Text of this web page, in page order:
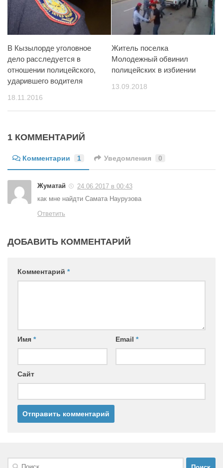
В Кызылорде уголовное
дело расследуется в
отношении полицейского,
ударившего водителя
18.11.2016
Житель поселка
Молодежный обвинил
полицейских в избиении
13.09.2018
1 КОММЕНТАРИЙ
Комментарии 1 Уведомления 0
Жуматай
24.06.2017 в 00:43
как мне найдти Самата Наурузова
Ответить
ДОБАВИТЬ КОММЕНТАРИЙ
Комментарий *
Имя * Email *
Сайт
Найти: